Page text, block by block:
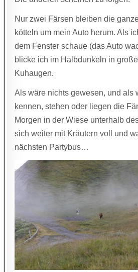
Nur zwei Färsen bleiben die
kötteln um mein Auto herum. Als
dem Fenster schaue (das Auto
blicke ich im Halbdunkeln in
Kuhaugen.
Als wäre nichts gewesen, und als
kennen, stehen oder liegen die
Morgen in der Wiese unterhalb
sich weiter mit Kräutern voll und
nächsten Partybus…